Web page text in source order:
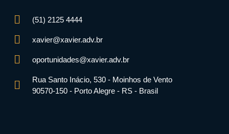
(51) 2125 4444
xavier@xavier.adv.br
oportunidades@xavier.adv.br
Rua Santo Inácio, 530 - Moinhos de Vento
90570-150 - Porto Alegre - RS - Brasil